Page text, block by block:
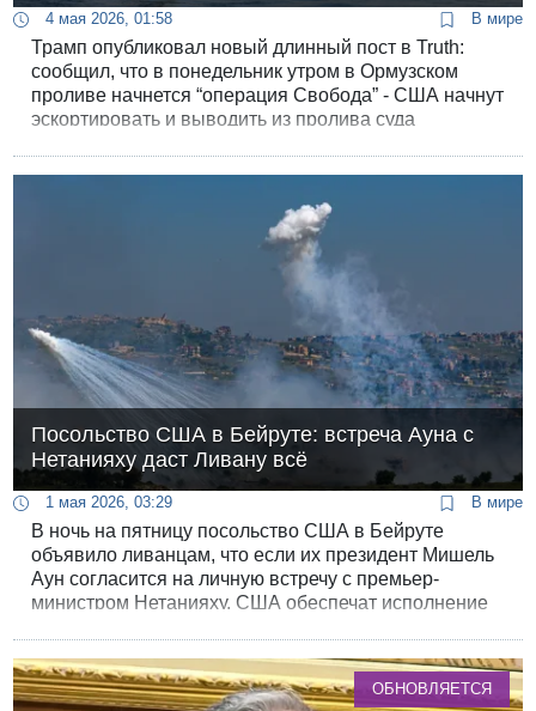
4 мая 2026, 01:58 В мире
Трамп опубликовал новый длинный пост в Truth:
сообщил, что в понедельник утром в Ормузском
проливе начнется “операция Свобода” - США начнут
эскортировать и выводить из пролива суда
Посольство США в Бейруте: встреча Ауна с
Нетанияху даст Ливану всё
1 мая 2026, 03:29 В мире
В ночь на пятницу посольство США в Бейруте
объявило ливанцам, что если их президент Мишель
Аун согласится на личную встречу с премьер-
министром Нетанияху, США обеспечат исполнение
ОБНОВЛЯЕТСЯ